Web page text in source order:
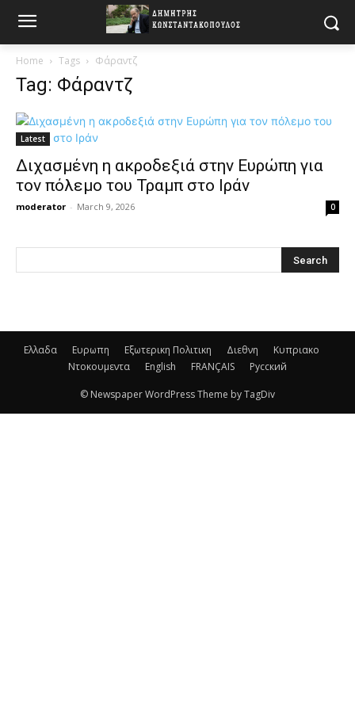
Home Tags Φάραντζ
Tag: Φάραντζ
Latest
Διχασμένη η ακροδεξιά στην Ευρώπη για
τον πόλεμο του Τραμπ στο Ιράν
moderator - March 9, 2026 0
Ελλαδα Ευρωπη Εξωτερικη Πολιτικη Διεθνη
Κυπριακο
Ντοκουμεντα
English FRANÇAIS Русский
© Newspaper WordPress Theme by TagDiv